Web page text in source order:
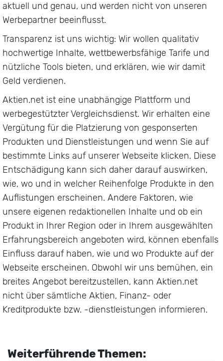
aktuell und genau, und werden nicht von unseren
Werbepartner beeinflusst.
Transparenz ist uns wichtig: Wir wollen qualitativ
hochwertige Inhalte, wettbewerbsfähige Tarife und
nützliche Tools bieten, und erklären, wie wir damit
Geld verdienen.
Aktien.net ist eine unabhängige Plattform und
werbegestützter Vergleichsdienst. Wir erhalten eine
Vergütung für die Platzierung von gesponserten
Produkten und Dienstleistungen und wenn Sie auf
bestimmte Links auf unserer Webseite klicken. Diese
Entschädigung kann sich daher darauf auswirken,
wie, wo und in welcher Reihenfolge Produkte in den
Auflistungen erscheinen. Andere Faktoren, wie
unsere eigenen redaktionellen Inhalte und ob ein
Produkt in Ihrer Region oder in Ihrem ausgewählten
Erfahrungsbereich angeboten wird, können ebenfalls
Einfluss darauf haben, wie und wo Produkte auf der
Webseite erscheinen. Obwohl wir uns bemühen, ein
breites Angebot bereitzustellen, kann Aktien.net
nicht über sämtliche Aktien, Finanz- oder
Kreditprodukte bzw. -dienstleistungen informieren.
Weiterführende Themen: